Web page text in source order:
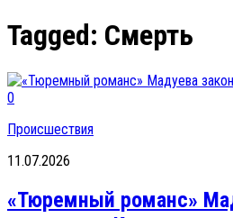
Tagged: Смерть
0
Происшествия
11.07.2026
«Тюремный романс»